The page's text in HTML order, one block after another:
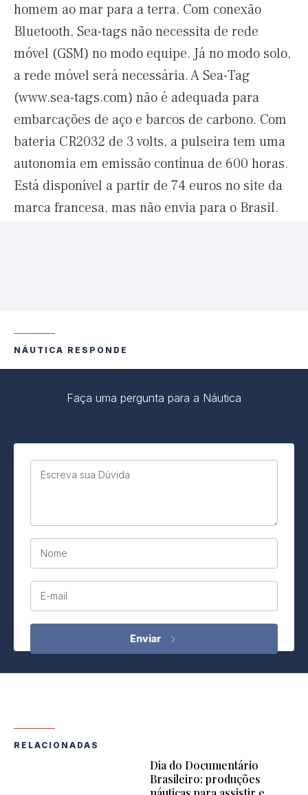
homem ao mar para a terra. Com conexão
Bluetooth, Sea-tags não necessita de rede
móvel (GSM) no modo equipe. Já no modo solo,
a rede móvel será necessária. A Sea-Tag
(www.sea-tags.com) não é adequada para
embarcações de aço e barcos de carbono. Com
bateria CR2032 de 3 volts, a pulseira tem uma
autonomia em emissão contínua de 600 horas.
Está disponível a partir de 74 euros no site da
marca francesa, mas não envia para o Brasil.
NÁUTICA RESPONDE
Faça uma pergunta para a Náutica
Escreva sua Dúvida
Nome
E-mail
RELACIONADAS
Dia do Documentário
Brasileiro: produções